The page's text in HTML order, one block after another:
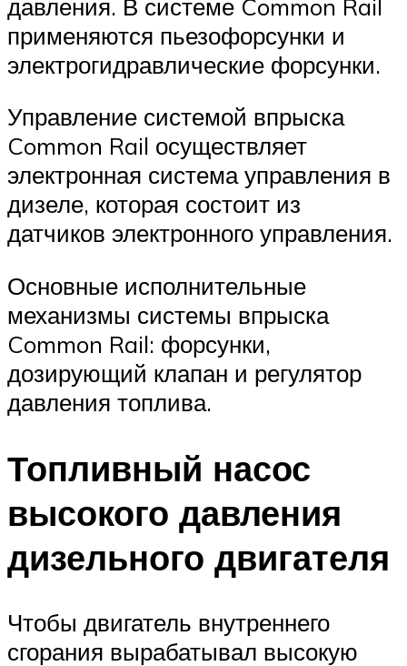
давления. В системе Common Rail
применяются пьезофорсунки и
электрогидравлические форсунки.
Управление системой впрыска
Common Rail осуществляет
электронная система управления в
дизеле, которая состоит из
датчиков электронного управления.
Основные исполнительные
механизмы системы впрыска
Common Rail: форсунки,
дозирующий клапан и регулятор
давления топлива.
Топливный насос
высокого давления
дизельного двигателя
Чтобы двигатель внутреннего
сгорания вырабатывал высокую